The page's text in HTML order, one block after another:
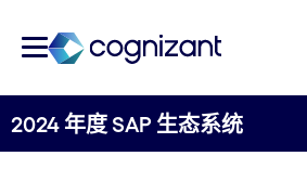
2024 年度 SAP 生态系统